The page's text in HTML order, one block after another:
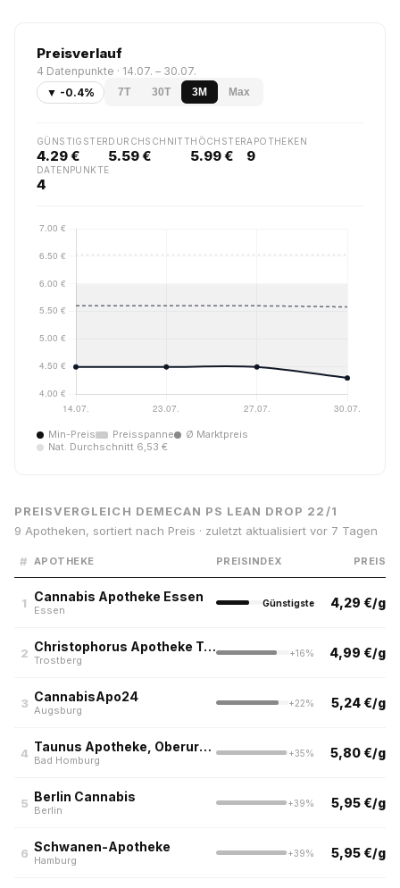
Preisverlauf
4 Datenpunkte · 14.07. – 30.07.
▼ -0.4%
7T 30T 3M Max
GÜNSTIGSTER
4.29 €
DURCHSCHNITT
5.59 €
HÖCHSTER
5.99 €
APOTHEKEN
9
DATENPUNKTE
4
Min-Preis Preisspanne
Ø Marktpreis
Nat. Durchschnitt 6,53 €
PREISVERGLEICH DEMECAN PS LEAN DROP 22/1
9 Apotheken, sortiert nach Preis · zuletzt aktualisiert vor 7 Tagen
# APOTHEKE PREISINDEX PREIS
1 Cannabis Apotheke Essen
Essen
Günstigste 4,29 €/g
2 Christophorus Apotheke Trostberg
Trostberg
+16% 4,99 €/g
3 CannabisApo24
Augsburg
+22% 5,24 €/g
4 Taunus Apotheke, Oberursel
Bad Homburg
+35% 5,80 €/g
5 Berlin Cannabis
Berlin
+39% 5,95 €/g
6 Schwanen-Apotheke
Hamburg
+39% 5,95 €/g